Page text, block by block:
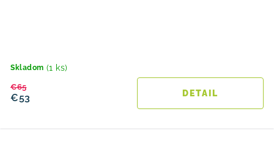
Skladom (1 ks)
€53
€65
DETAIL